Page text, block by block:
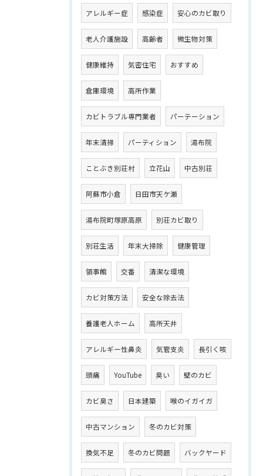
アレルギー症 感染症 安心のカビ取り
老人介護施設 高齢者 微生物対策
健康維持 気密住宅 おすすめ
倉庫環境 高所作業
カビトラブル専門業者 パーテーション
年末清掃 パーティション 湯布院
ことぶき別荘村 立花山 中古別荘
阿蘇市小倉 日田市天ケ瀬
湯布院町塚原高原 別荘カビ取り
別荘生活 年末大掃除 健康管理
領事館 交番 清潔な環境
カビ対策方法 安全な除去法
養護老人ホーム 高所天井
アレルギー性鼻炎 気管支炎 長引く咳
頭痛 YouTube 臭い 壁のカビ
カビ臭さ 日本建築 喉のイガイガ
中古マンション 冬のカビ対策
換気不足 冬のカビ問題 バックヤード